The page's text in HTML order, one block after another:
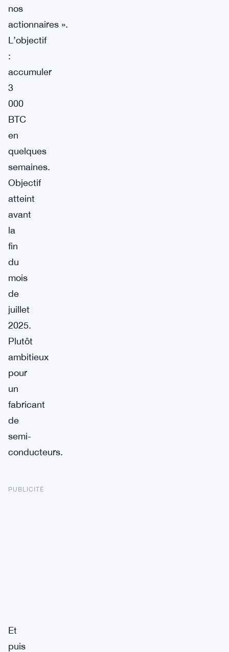
nos
actionnaires ».
L’objectif
:
accumuler
3
000
BTC
en
quelques
semaines.
Objectif
atteint
avant
la
fin
du
mois
de
juillet
2025.
Plutôt
ambitieux
pour
un
fabricant
de
semi-
conducteurs.
PUBLICITÉ
Et
puis